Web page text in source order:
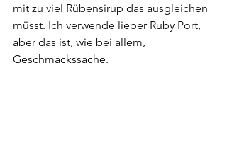
mit zu viel Rübensirup das ausgleichen
müsst. Ich verwende lieber Ruby Port,
aber das ist, wie bei allem,
Geschmackssache.